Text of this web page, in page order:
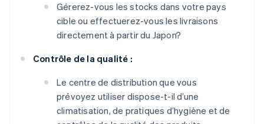
Gérerez-vous les stocks dans votre pays
cible ou effectuerez-vous les livraisons
directement à partir du Japon?
Contrôle de la qualité :
Le centre de distribution que vous
prévoyez utiliser dispose-t-il d’une
climatisation, de pratiques d’hygiène et de